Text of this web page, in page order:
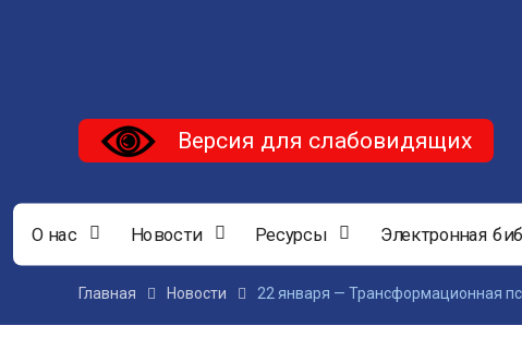
Версия для слабовидящих
О нас Новости Ресурсы Электронная
Главная Новости 22 января — Трансформационная